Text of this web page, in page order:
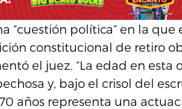
“cuestión política” en la
constitucional de retiro
el juez. “La edad en esta
y, bajo el crisol del
años representa una